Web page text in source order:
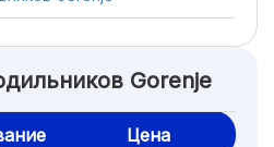
Gorenje
Цена